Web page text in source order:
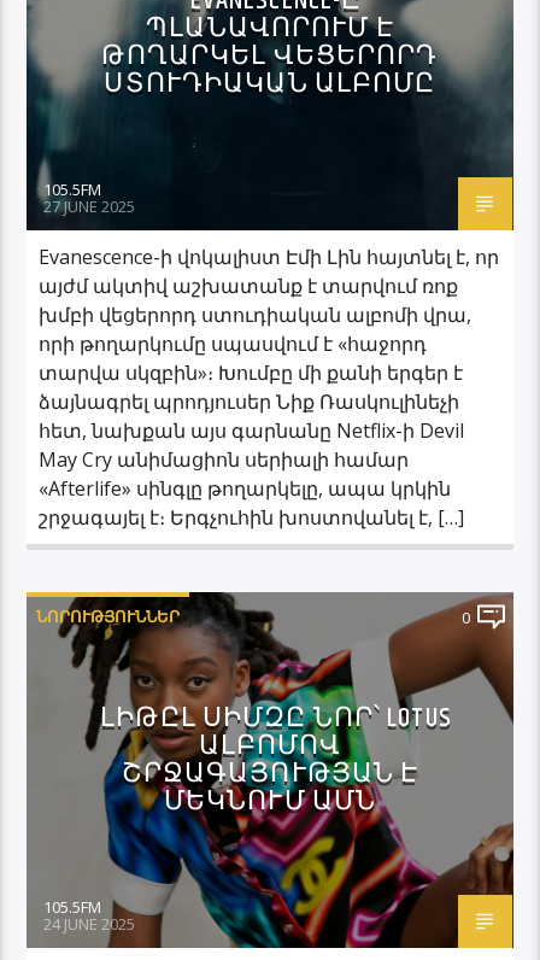
ՊԼԱՆԱՎՈՐՈՒՄ Է
ԹՈՂԱՐԿԵԼ ՎԵՑԵՐՈՐԴ
ՍՏՈՒԴԻԱԿԱՆ ԱԼԲՈՄԸ
105.5FM
27 JUNE 2025
Evanescence-ի վոկալիստ Էմի Լին հայտնել է, որ
այժմ ակտիվ աշխատանք է տարվում ռոք
խմբի վեցերորդ ստուդիական ալբոմի վրա,
որի թողարկումը սպասվում է «հաջորդ
տարվա սկզբին»։ Խումբը մի քանի երգեր է
ձայնագրել պրոդյուսեր Նիք Ռասկուլինեչի
հետ, նախքան այս գարնանը Netflix-ի Devil
May Cry անիմացիոն սերիալի համար
«Afterlife» սինգլը թողարկելը, ապա կրկին
շրջագայել է։ Երգչուհին խոստովանել է, […]
ՆՈՐՈՒԹՅՈՒՆՆԵՐ 0
ԼԻԹԸԼ ՍԻՄԶԸ ՆՈՐ՝ LOTUS
ԱԼԲՈՄՈՎ
ՇՐՋԱԳԱՅՈՒԹՅԱՆ Է
ՄԵԿՆՈՒՄ ԱՄՆ
105.5FM
24 JUNE 2025